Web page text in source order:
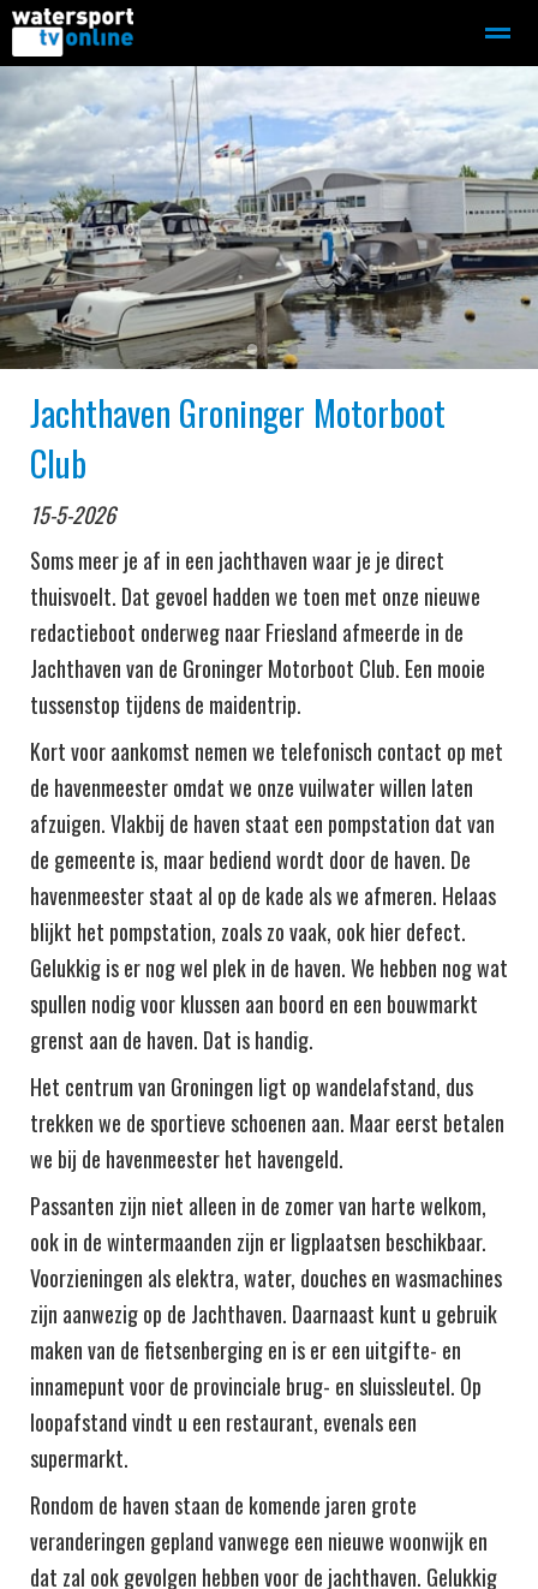
Motorboot-sloep Adverteren Redactie
Home Contact Bellen
●●●
Jachthaven Groninger Motorboot
Club
15-5-2026
Soms meer je af in een jachthaven waar je je direct
thuisvoelt. Dat gevoel hadden we toen met onze nieuwe
redactieboot onderweg naar Friesland afmeerde in de
Jachthaven van de Groninger Motorboot Club. Een mooie
tussenstop tijdens de maidentrip.
Kort voor aankomst nemen we telefonisch contact op met
de havenmeester omdat we onze vuilwater willen laten
afzuigen. Vlakbij de haven staat een pompstation dat van
de gemeente is, maar bediend wordt door de haven. De
havenmeester staat al op de kade als we afmeren. Helaas
blijkt het pompstation, zoals zo vaak, ook hier defect.
Gelukkig is er nog wel plek in de haven. We hebben nog wat
spullen nodig voor klussen aan boord en een bouwmarkt
grenst aan de haven. Dat is handig.
Het centrum van Groningen ligt op wandelafstand, dus
trekken we de sportieve schoenen aan. Maar eerst betalen
we bij de havenmeester het havengeld.
Passanten zijn niet alleen in de zomer van harte welkom,
ook in de wintermaanden zijn er ligplaatsen beschikbaar.
Voorzieningen als elektra, water, douches en wasmachines
zijn aanwezig op de Jachthaven. Daarnaast kunt u gebruik
maken van de fietsenberging en is er een uitgifte- en
innamepunt voor de provinciale brug- en sluissleutel. Op
loopafstand vindt u een restaurant, evenals een
supermarkt.
Rondom de haven staan de komende jaren grote
veranderingen gepland vanwege een nieuwe woonwijk en
dat zal ook gevolgen hebben voor de jachthaven. Gelukkig